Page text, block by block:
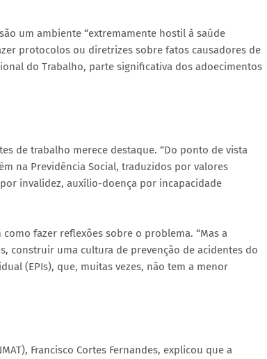
um ambiente “extremamente hostil à saúde
protocolos ou diretrizes sobre fatos causadores de
do Trabalho, parte significativa dos adoecimentos
de trabalho merece destaque. “Do ponto de vista
na Previdência Social, traduzidos por valores
invalidez, auxílio-doença por incapacidade
fazer reflexões sobre o problema. “Mas a
construir uma cultura de prevenção de acidentes do
(EPIs), que, muitas vezes, não tem a menor
Francisco Cortes Fernandes, explicou que a